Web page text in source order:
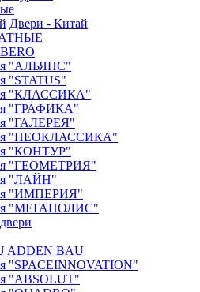
Двери - Китай
"АЛЬЯНС"
"STATUS"
"КЛАССИКА"
"ГРАФИКА"
"ГАЛЕРЕЯ"
"НЕОКЛАССИКА"
"КОНТУР"
"ГЕОМЕТРИЯ"
"ЛАЙН"
"ИМПЕРИЯ"
"МЕГАПОЛИС"
ADDEN BAU
"SPACEINNOVATION"
"ABSOLUT"